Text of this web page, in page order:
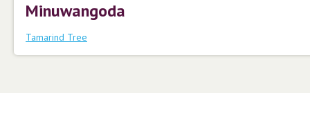
Minuwangoda
Tamarind Tree